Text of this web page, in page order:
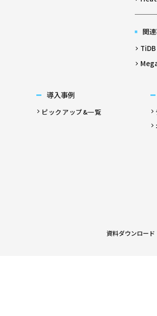
関
TiDB
導入事例
ピックアップ&一覧
資料ダウンロード